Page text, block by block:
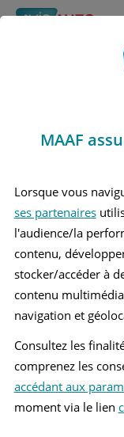
Avis
HONDA E 1
MAAF
Lorsque vous
ses partenaires
l'audience/la
contenu,
stocker/accéder à
contenu
navigation et
Consultez les
comprenez les
accédant aux
moment via le lien